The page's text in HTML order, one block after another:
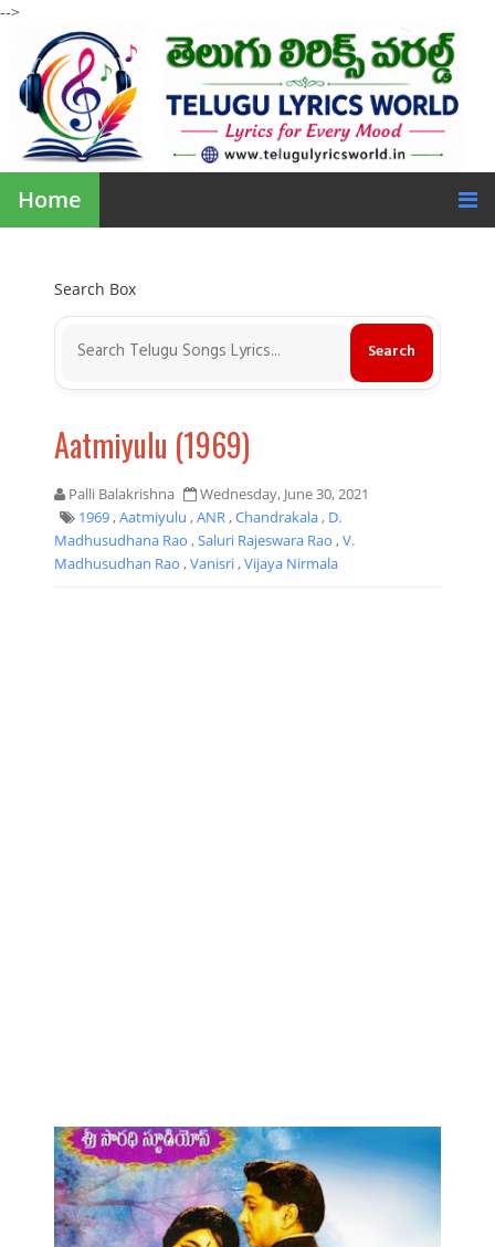
-->
Home
Search Box
Aatmiyulu (1969)
Palli Balakrishna
Wednesday, June 30, 2021
1969,Aatmiyulu ,ANR,Chandrakala, D.
Madhusudhana Rao ,Saluri Rajeswara Rao ,V.
Madhusudhan Rao ,Vanisri,Vijaya Nirmala